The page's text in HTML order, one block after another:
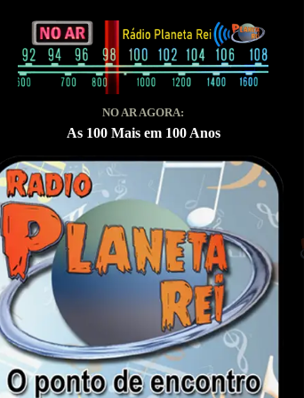
NO AR AGORA:
As 100 Mais em 100 Anos